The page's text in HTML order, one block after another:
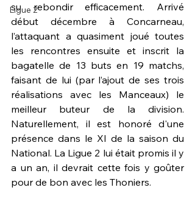
Ligue 2
su rebondir efficacement. Arrivé
début décembre à Concarneau,
l’attaquant a quasiment joué toutes
les rencontres ensuite et inscrit la
bagatelle de 13 buts en 19 matchs,
faisant de lui (par l’ajout de ses trois
réalisations avec les Manceaux) le
meilleur buteur de la division.
Naturellement, il est honoré d'une
présence dans le XI de la saison du
National. La Ligue 2 lui était promis il y
a un an, il devrait cette fois y goûter
pour de bon avec les Thoniers.